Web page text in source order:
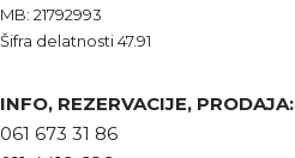
MB: 21792993
Šifra delatnosti 47.91
INFO, REZERVACIJE, PRODAJA:
061 673 31 86